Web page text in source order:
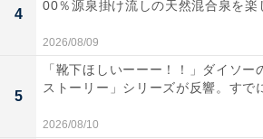
4
00％源泉掛け流しの天然混合泉を楽
2026/08/09
5
「靴下ほしいーーー！！」ダイソー
ストーリー」シリーズが反響。すで
2026/08/10